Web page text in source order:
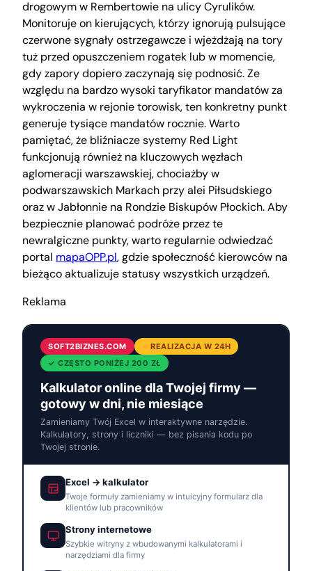
drogowym w Rembertowie na ulicy Cyrulików.
Monitoruje on kierujących, którzy ignorują pulsujące
czerwone sygnały ostrzegawcze i wjeżdżają na tory
tuż przed opuszczeniem rogatek lub w momencie,
gdy zapory dopiero zaczynają się podnosić. Ze
względu na bardzo wysoki taryfikator mandatów za
wykroczenia w rejonie torowisk, ten konkretny punkt
generuje tysiące mandatów rocznie. Warto
pamiętać, że bliźniacze systemy Red Light
funkcjonują również na kluczowych węzłach
aglomeracji warszawskiej, chociażby w
podwarszawskich Markach przy alei Piłsudskiego
oraz w Jabłonnie na Rondzie Biskupów Płockich. Aby
bezpiecznie planować podróże przez te
newralgiczne punkty, warto regularnie odwiedzać
portal mapaOPP.pl, gdzie społeczność kierowców na
bieżąco aktualizuje statusy wszystkich urządzeń.
Reklama
SOFT2BIZNES.COM
REALIZACJA W 24H
✓ CZĘSTO PONIŻEJ 200 ZŁ
Kalkulator online dla Twojej firmy —
gotowy w dni, nie miesiące
Zamieniamy Twój Excel w interaktywne narzędzie.
Kalkulatory, strony i liczniki — bez pisania kodu po
Twojej stronie.
Excel → kalkulator
Twoje formuły zamieniamy w intuicyjny formularz dla
klientów lub pracowników
Strony internetowe
Szybkie witryny z wbudowanymi kalkulatorami i
narzędziami dla firmy